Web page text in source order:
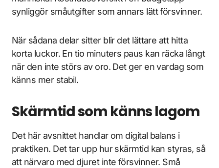
synliggör småutgifter som annars lätt försvinner.
När sådana delar sitter blir det lättare att hitta
korta luckor. En tio minuters paus kan räcka långt
när den inte störs av oro. Det ger en vardag som
känns mer stabil.
Skärmtid som känns lagom
Det här avsnittet handlar om digital balans i
praktiken. Det tar upp hur skärmtid kan styras, så
att närvaro med djuret inte försvinner. Små